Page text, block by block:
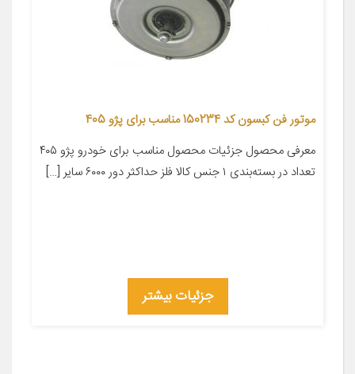
موتور فن کبسون کد 150234 مناسب برای پژو 405
معرفی محصول جزئیات محصول مناسب برای خودرو پژو ۴۰۵
تعداد در بسته‌بندی ۱ جنس کالا فلز حداکثر دور ۶۰۰۰ سایر […]
جزئیات بیشتر